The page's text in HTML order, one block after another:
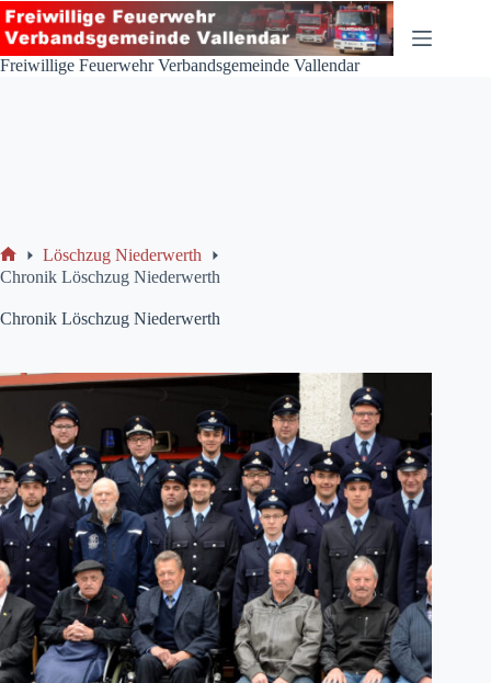
Zum
Inhalt
springen
Freiwillige Feuerwehr Verbandsgemeinde Vallendar
Start
Löschzug Niederwerth
Chronik Löschzug Niederwerth
Chronik Löschzug Niederwerth